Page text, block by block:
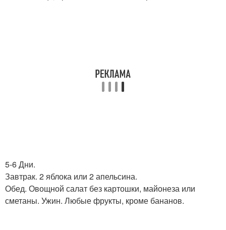
5-6 Дни.
Завтрак. 2 яблока или 2 апельсина.
Обед. Овощной салат без картошки, майонеза или
сметаны. Ужин. Любые фрукты, кроме бананов.